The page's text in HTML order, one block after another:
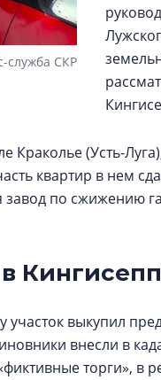
служба СКР
Краколье (Усть-
квартир в нем
завод по сжижению
выкупил
внесли в
торги», в